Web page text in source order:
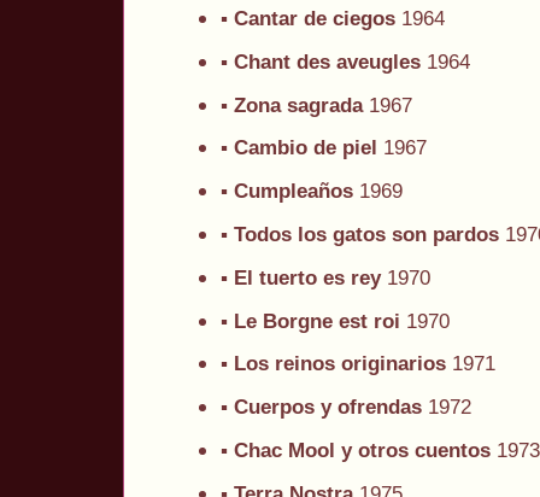
▪ Cantar de ciegos 1964
▪ Chant des aveugles 1964
▪ Zona sagrada1967
▪ Cambio de piel 1967
▪ Cumpleaños 1969
▪ Todos los gatos son pardos
▪ El tuerto es rey1970
▪ Le Borgne est roi 1970
▪ Los reinos originarios 1971
▪ Cuerpos y ofrendas 1972
▪ Chac Mool y otros cuentos 1973